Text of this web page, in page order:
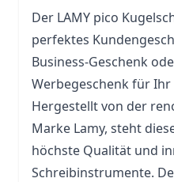
Der LAMY pico
perfektes
Business-Geschenk
Werbegeschenk für
Hergestellt von der
Marke Lamy, steht
höchste Qualität und
Schreibinstrumente.